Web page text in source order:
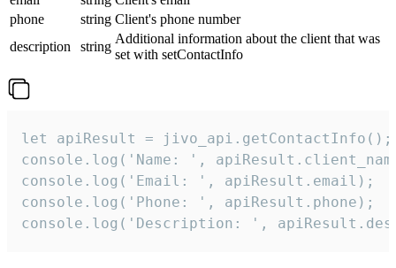
phone
string Client's phone number
description
string
Additional information about the client that was
set with setContactInfo
let apiResult = jivo_api.getContactInfo();
console.log('Name: ',
console.log('Email: ', apiResult.email);
console.log('Phone: ', apiResult.phone);
console.log('Description: ',